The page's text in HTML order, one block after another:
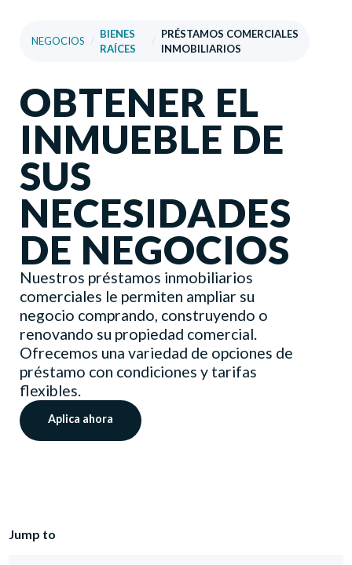
NEGOCIOS
BIENES
RAÍCES
PRÉSTAMOS COMERCIALES
INMOBILIARIOS
OBTENER EL
INMUEBLE DE
SUS
NECESIDADES
DE NEGOCIOS
Nuestros préstamos inmobiliarios
comerciales le permiten ampliar su
negocio comprando, construyendo o
renovando su propiedad comercial.
Ofrecemos una variedad de opciones de
préstamo con condiciones y tarifas
flexibles.
Aplica ahora
Jump to